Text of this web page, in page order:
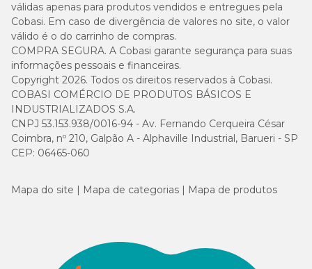
válidas apenas para produtos vendidos e entregues pela
Cobasi. Em caso de divergência de valores no site, o valor
válido é o do carrinho de compras.
COMPRA SEGURA. A Cobasi garante segurança para suas
informações pessoais e financeiras.
Copyright 2026. Todos os direitos reservados à Cobasi.
COBASI COMÉRCIO DE PRODUTOS BÁSICOS E
INDUSTRIALIZADOS S.A.
CNPJ 53.153.938/0016-94 - Av. Fernando Cerqueira César
Coimbra, nº 210, Galpão A - Alphaville Industrial, Barueri - SP
CEP: 06465-060
Mapa do site Mapa de categorias Mapa de produtos